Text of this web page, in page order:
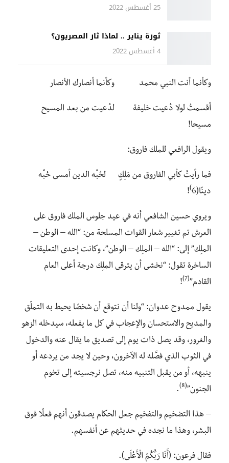
25 أغسطس 2022
ثورة يناير .. لماذا ثار المصريون؟
4 أغسطس 2022
وكأنما أنت النبي محمد وكأنما أنصارك الأنصار
أقسمتُ لولا دُعيت خليفة لدُعيت من بعد المسيح
مسيحا!
ويقول الرافعي للملك فاروق:
فما رأيتُ كأبي الفاروق من مَلِكٍ لحُبِّه الدين أمسى حُبِّه
دينًا(6 )
!
ويروي حسين الشافعي أنه في عيد جلوس الملك فاروق على
العرش تم تغيير شعار القوات المسلحة من: “الله – الوطن –
الملِك” إلى: “الله – الملِك – الوطن”، وكانت إحدى التعليقات
الساخرة تقول: “نخشى أن يترقى الملِك درجة أعلى العام
القادم”(7)
!
يقول ممدوح عدوان: “ولنا أن نتوقع أن شخصًا يحيط به التملّق
والمديح والاستحسان والإعجاب في كل ما يفعله، سيدخله الزهو
والغرور، وقد يصل ذات يوم إلى تصديق ما يقال عنه والدخول
في الثوب الذي فصَّله له الآخرون، وحين لا يجد من يردعه أو
ينبهه، أو من يقبل التنبيه منه، تصل نرجسيته إلى تخوم
الجنون”(8)
.
– هذا التضخيم والتفخيم جعل الحكام يصدقون أنهم فعلًا فوق
البشر، وهذا ما نجده في حديثهم عن أنفسهم.
فقال فرعون: (أَنَا رَبُّكُمُ الْأَعْلَى).